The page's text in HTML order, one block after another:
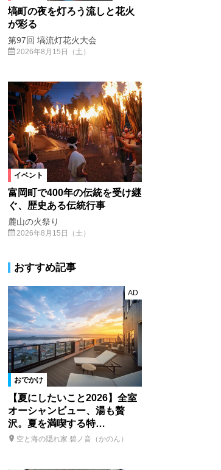
塙町の夜を灯ろう流しと花火
が彩る
第97回 塙流灯花火大会
2026年8月15日（土）
イベント
富岡町で400年の伝統を受け継
ぐ、歴史ある伝統行事
麓山の火祭り
2026年8月15日（土）
おすすめ記事
おでかけ
AD
【夏にしたいこと2026】全室
オーシャンビュー、湯も贅
沢。夏を満喫する特…
空と海の隠れ家 碧ノ音（かのん）